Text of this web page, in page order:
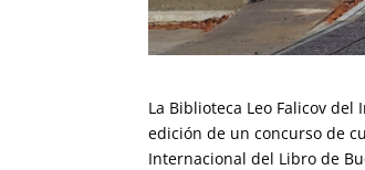
La Biblioteca Leo Falicov
edición de un concurso de
Internacional del Libro de